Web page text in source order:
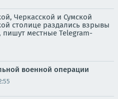
Черкасской и Сумской
столице раздались взрывы
местные Telegram-
военной операции